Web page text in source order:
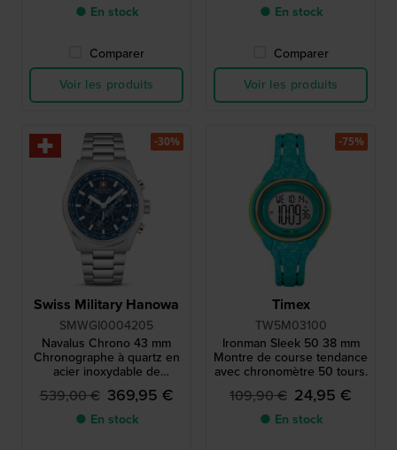
● En stock
Comparer
Voir les produits
● En stock
Comparer
Voir les produits
Swiss Military Hanowa
SMWGI0004205
Navalus Chrono 43 mm
Chronographe à quartz en
acier inoxydable de
fabrication suisse
539,00 € 369,95 €
● En stock
-30%
Timex
TW5M03100
Ironman Sleek 50 38 mm
Montre de course tendance
avec chronomètre 50 tours.
109,90 € 24,95 €
● En stock
-75%